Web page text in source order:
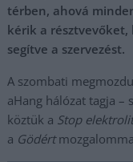
térben, ahová
kérik a résztvevőket,
segítve a szervezést.
A szombati
aHang hálózat tagja –
köztük a Stop
a Gödért